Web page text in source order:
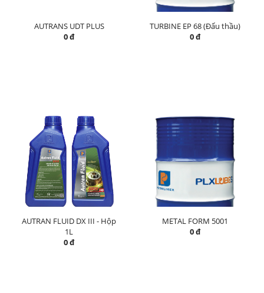
AUTRANS UDT PLUS
0 đ
TURBINE EP 68 (Đấu thầu)
0 đ
AUTRAN FLUID DX III - Hộp
1L
0 đ
METAL FORM 5001
0 đ